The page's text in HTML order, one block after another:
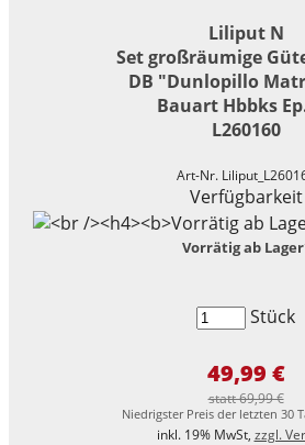
Liliput N
Set großräumige
DB "Dunlopillo
Bauart Hbbks
L260160
Art-Nr.
Verfügbarkeit
Vorrätig ab
Stück
49,99 €
statt 69,99 €
Niedrigster Preis der letzten 30
inkl. 19% MwSt, zzgl.